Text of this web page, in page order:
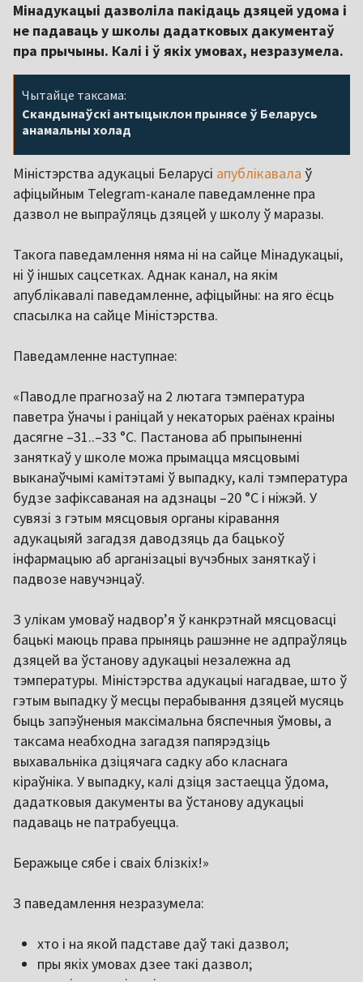
Мінадукацыі дазволіла пакідаць дзяцей удома і
не падаваць у школы дадатковых дакументаў
пра прычыны. Калі і ў якіх умовах, незразумела.
Чытайце таксама:
Скандынаўскі антыцыклон прынясе ў Беларусь
анамальны холад
Міністэрства адукацыі Беларусі апублікавала ў
афіцыйным Telegram-канале паведамленне пра
дазвол не выпраўляць дзяцей у школу ў маразы.
Такога паведамлення няма ні на сайце Мінадукацыі,
ні ў іншых сацсетках. Аднак канал, на якім
апублікавалі паведамленне, афіцыйны: на яго ёсць
спасылка на сайце Міністэрства.
Паведамленне наступнае:
«Паводле прагнозаў на 2 лютага тэмпература
паветра ўначы і раніцай у некаторых раёнах краіны
дасягне –31..–33 °C. Пастанова аб прыпыненні
заняткаў у школе можа прымацца мясцовымі
выканаўчымі камітэтамі ў выпадку, калі тэмпература
будзе зафіксаваная на адзнацы –20 °C і ніжэй. У
сувязі з гэтым мясцовыя органы кіравання
адукацыяй загадзя даводзяць да бацькоў
інфармацыю аб арганізацыі вучэбных заняткаў і
падвозе навучэнцаў.
З улікам умоваў надвор’я ў канкрэтнай мясцовасці
бацькі маюць права прыняць рашэнне не адпраўляць
дзяцей ва ўстанову адукацыі незалежна ад
тэмпературы. Міністэрства адукацыі нагадвае, што ў
гэтым выпадку ў месцы перабывання дзяцей мусяць
быць запэўненыя максімальна бяспечныя ўмовы, а
таксама неабходна загадзя папярэдзіць
выхавальніка дзіцячага садку або класнага
кіраўніка. У выпадку, калі дзіця застаецца ўдома,
дадатковыя дакументы ва ўстанову адукацыі
падаваць не патрабуецца.
Беражыце сябе і сваіх блізкіх!»
З паведамлення незразумела:
хто і на якой падставе даў такі дазвол;
пры якіх умовах дзее такі дазвол;